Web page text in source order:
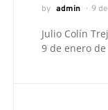
by admin 9
Julio Colín
9 de enero